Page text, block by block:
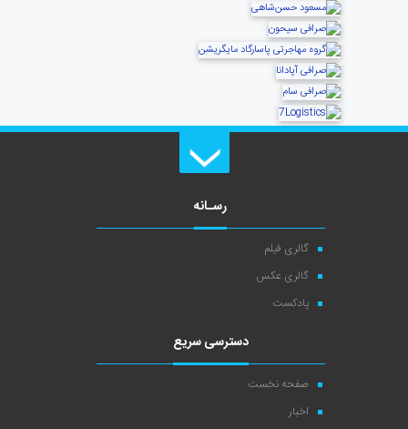
رسـانه
گالری فیلم
گالری عکس
پادکست
دسترسی سریع
صفحه نخست
اخبار